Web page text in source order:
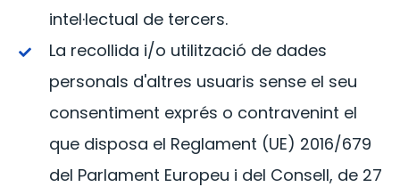
intel·lectual de tercers.
La recollida i/o utilització de dades
personals d'altres usuaris sense el seu
consentiment exprés o contravenint el
que disposa el Reglament (UE) 2016/679
del Parlament Europeu i del Consell, de 27